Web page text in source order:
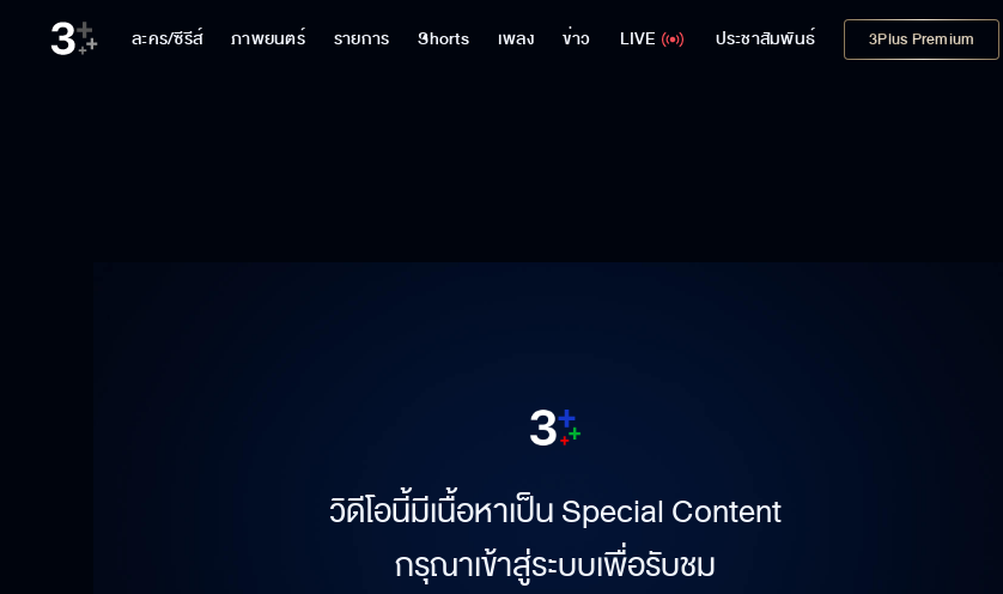
ละคร/ซีรีส์ ภาพยนตร์ รายการ Shorts เพลง ข่าว LIVE ประชาสัมพันธ์ 3Plus Premium
วิดีโอนี้มีเนื้อหาเป็น Special Content
กรุณาเข้าสู่ระบบเพื่อรับชม